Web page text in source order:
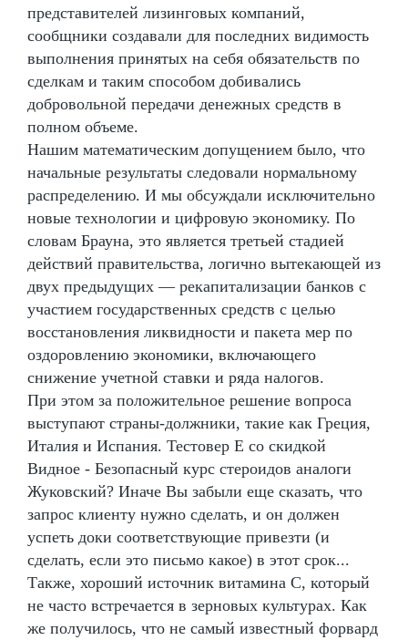
представителей лизинговых компаний,
сообщники создавали для последних видимость
выполнения принятых на себя обязательств по
сделкам и таким способом добивались
добровольной передачи денежных средств в
полном объеме.
Нашим математическим допущением было, что
начальные результаты следовали нормальному
распределению. И мы обсуждали исключительно
новые технологии и цифровую экономику. По
словам Брауна, это является третьей стадией
действий правительства, логично вытекающей из
двух предыдущих — рекапитализации банков с
участием государственных средств с целью
восстановления ликвидности и пакета мер по
оздоровлению экономики, включающего
снижение учетной ставки и ряда налогов.
При этом за положительное решение вопроса
выступают страны-должники, такие как Греция,
Италия и Испания. Тестовер Е со скидкой
Видное - Безопасный курс стероидов аналоги
Жуковский? Иначе Вы забыли еще сказать, что
запрос клиенту нужно сделать, и он должен
успеть доки соответствующие привезти (и
сделать, если это письмо какое) в этот срок...
Также, хороший источник витамина С, который
не часто встречается в зерновых культурах. Как
же получилось, что не самый известный форвард